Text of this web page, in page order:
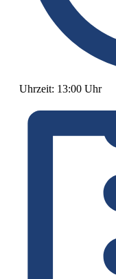
Uhrzeit: 13:00 Uhr